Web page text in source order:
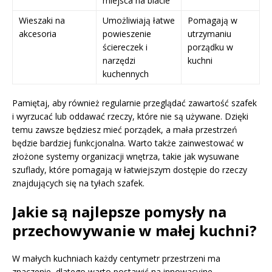
Wieszaki na
akcesoria
Umożliwiają łatwe
powieszenie
ściereczek i
narzędzi
kuchennych
Pomagają w
utrzymaniu
porządku w
kuchni
Pamiętaj, aby również regularnie przeglądać zawartość szafek
i wyrzucać lub oddawać rzeczy, które nie są używane. Dzięki
temu zawsze będziesz mieć porządek, a mała przestrzeń
będzie bardziej funkcjonalna. Warto także zainwestować w
złożone systemy organizacji wnętrza, takie jak wysuwane
szuflady, które pomagają w łatwiejszym dostępie do rzeczy
znajdujących się na tyłach szafek.
Jakie są najlepsze pomysły na
przechowywanie w małej kuchni?
W małych kuchniach każdy centymetr przestrzeni ma